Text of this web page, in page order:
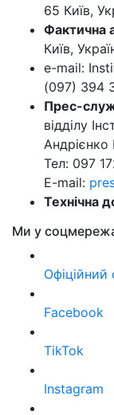
65 Київ,
Фактична
Київ,
e-mail:
(097) 394
Прес-
відділу
Андрієнко
Тел: 097
E-mail:
Технічна
Ми у
Офіційний
Facebook
TikTok
Instagram